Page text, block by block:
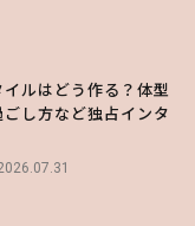
イルはどう作る？体型
し方など独占インタ
シローと初コラボ♡
ー＆限定グッズを総
ロマンティックトラ
秋の新作コーデ4選